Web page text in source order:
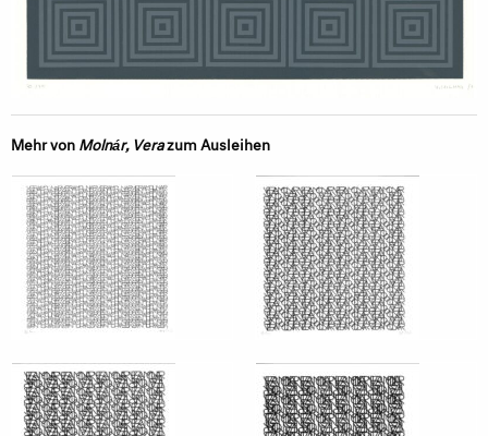
Mehr vonMolnár, Verazum Ausleihen